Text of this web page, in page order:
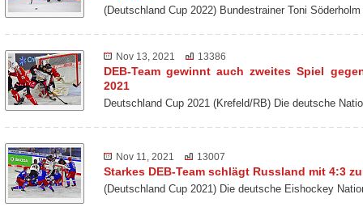
(Deutschland Cup 2022) Bundestrainer Toni
Nov 13, 2021 13386
DEB-Team gewinnt auch zweites Spiel
2021
Deutschland Cup 2021 (Krefeld/RB) Die deutsche
Nov 11, 2021 13007
Starkes DEB-Team schlägt Russland mit 4:3
(Deutschland Cup 2021) Die deutsche Eishockey